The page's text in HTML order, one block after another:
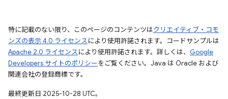
特に記載のない限り、このページのコンテンツはクリエイティブ・コモ
ンズの表示 4.0 ライセンスにより使用許諾されます。コードサンプルは
Apache 2.0 ライセンスにより使用許諾されます。詳しくは、 Google
Developers サイトのポリシーをご覧ください。Java は Oracle および
関連会社の登録商標です。
最終更新日 2025-10-28 UTC。